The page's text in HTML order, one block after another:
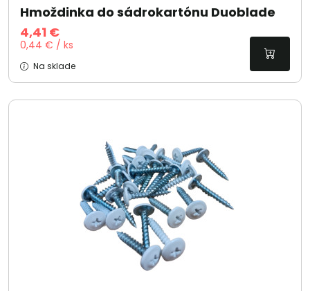
Hmoždinka do sádrokartónu Duoblade
4,41 €
0,44 € / ks
Na sklade